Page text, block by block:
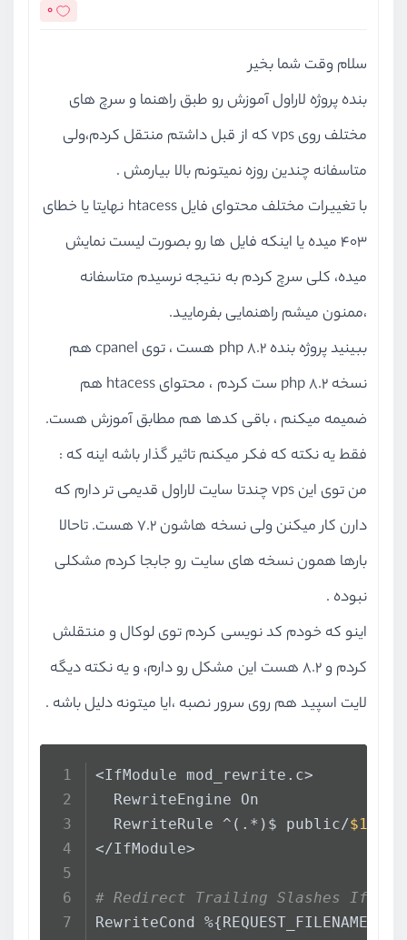
0
سلام وقت شما بخیر
بنده پروژه لاراول آموزش رو طبق راهنما و سرچ های
مختلف روی vps که از قبل داشتم منتقل کردم،ولی
متاسفانه چندین روزه نمیتونم بالا بیارمش .
با تغییرات مختلف محتوای فایل htacess نهایتا یا خطای
403 میده یا اینکه فایل ها رو بصورت لیست نمایش
میده، کلی سرچ کردم به نتیجه نرسیدم متاسفانه
،ممنون میشم راهنمایی بفرمایید.
ببینید پروژه بنده php 8.2 هست ، توی cpanel هم
نسخه php 8.2 ست کردم ، محتوای htacess هم
ضمیمه میکنم ، باقی کدها هم مطابق آموزش هست.
فقط یه نکته که فکر میکنم تاثیر گذار باشه اینه که :
من توی این vps چندتا سایت لاراول قدیمی تر دارم که
دارن کار میکنن ولی نسخه هاشون 7.2 هست. تاحالا
بارها همون نسخه های سایت رو جابجا کردم مشکلی
نبوده .
اینو که خودم کد نویسی کردم توی لوکال و منتقلش
کردم و 8.2 هست این مشکل رو دارم، و یه نکته دیگه
لایت اسپید هم روی سرور نصبه ،ایا میتونه دلیل باشه .
<IfModule mod_rewrite.c>
  RewriteEngine On
  RewriteRule ^(.*)$ public/
$1
</IfModule>
# Redirect Trailing Slashes If
RewriteCond %{REQUEST_FILENAME}